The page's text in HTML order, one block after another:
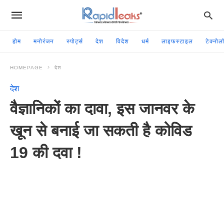
होम मनोरंजन स्पोर्ट्स देश विदेश धर्म लाइफस्टाइल
HOMEPAGE देश
देश
वैज्ञानिकों का दावा, इस जानवर के
खून से बनाई जा सकती है कोविड
19 की दवा !